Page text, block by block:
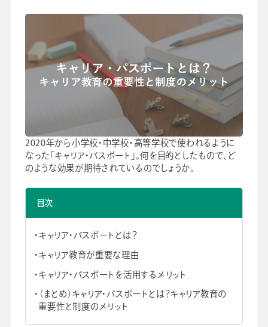
お知らせ
導入校向け データベース
会社情報グループ会社プライバシーポリシー
採用情報
ビジネスツール事業 企業情報
2020年から小学校・中学校・高等学校で使われるように
なった「キャリア・パスポート」。何を目的としたもので、ど
のような効果が期待されているのでしょうか。
目次
キャリア・パスポートとは？
キャリア教育が重要な理由
キャリア・パスポートを活用するメリット
（まとめ）キャリア・パスポートとは？キャリア教育の
重要性と制度のメリット